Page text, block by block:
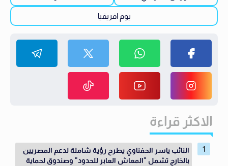
يوم افريقيا
الاكثر قراءة
النائب ياسر الحفناوي يطرح رؤية شاملة لدعم المصريين
بالخارج تشمل "المعاش العابر للحدود" وصندوق لحماية